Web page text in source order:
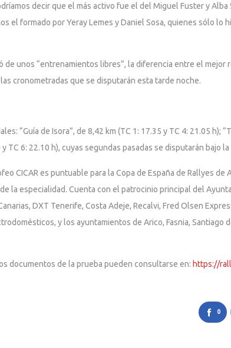
decir que el más activo fue el del Miguel Fuster y Alba
el formado por Yeray Lemes y Daniel Sosa, quienes sólo lo
de unos “entrenamientos libres”, la diferencia entre el
cronometradas que se disputarán esta tarde noche.
“Guía de Isora”, de 8,42 km (TC 1: 17.35 y TC 4: 21.05 h);
TC 6: 22.10 h), cuyas segundas pasadas se disputarán bajo
CICAR es puntuable para la Copa de España de Rallyes de
la especialidad. Cuenta con el patrocinio principal del
DXT Tenerife, Costa Adeje, Recalvi, Fred Olsen
y los ayuntamientos de Arico, Fasnia, Santiago
documentos de la prueba pueden consultarse en: https://
0